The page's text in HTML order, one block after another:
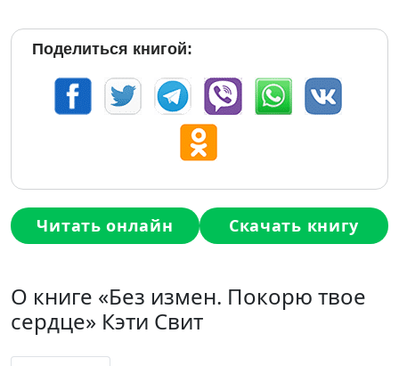
Поделиться книгой:
Читать онлайн Скачать книгу
О книге «Без измен. Покорю твое
сердце» Кэти Свит